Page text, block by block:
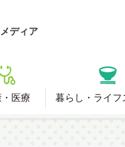
ディア
医療 暮らし・ライフ